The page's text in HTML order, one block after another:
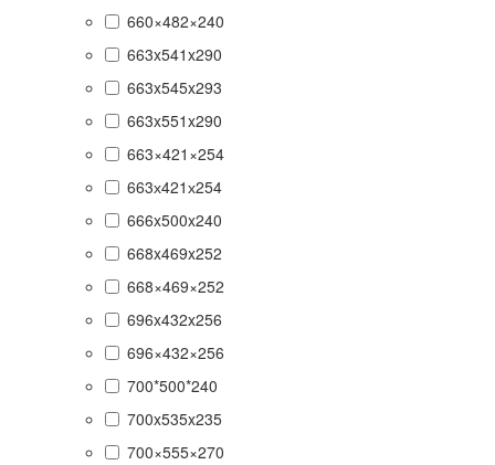
660×482×240
663x541x290
663x545x293
663x551x290
663×421×254
663х421х254
666x500x240
668x469x252
668×469×252
696x432x256
696×432×256
700*500*240
700x535x235
700×555×270